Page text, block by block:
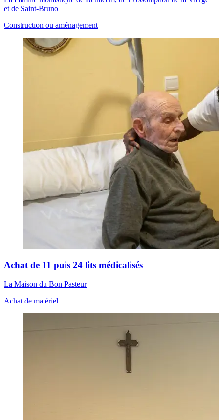
et de Saint-Bruno
Construction ou aménagement
Achat de 11 puis 24 lits médicalisés
La Maison du Bon Pasteur
Achat de matériel